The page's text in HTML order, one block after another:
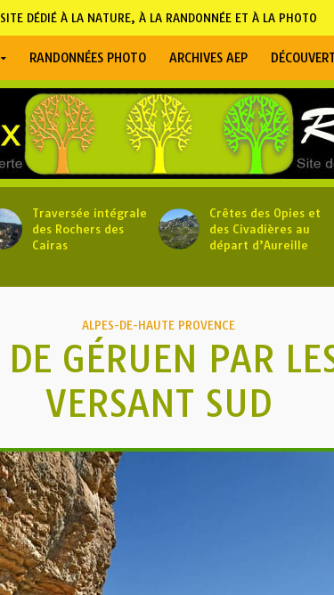
SITE DÉDIÉ À LA NATURE, À LA RANDONNÉE ET À LA PHOTO
RANDONNÉES PHOTO ARCHIVES AEP
Traversée intégrale
des Rochers des
Cairas
Crêtes des Opies et
des Civadières au
départ d’Aureille
ALPES-DE-HAUTE PROVENCE
DE GÉRUEN PAR
VERSANT SUD